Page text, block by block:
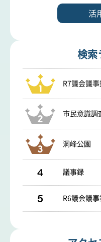
活
検索
R7議会議事
市民意識調
洞峰公園
4 議事録
5 R6議会議事